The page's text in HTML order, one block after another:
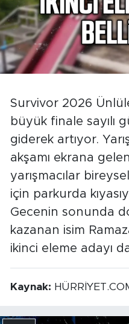
Survivor 2026
büyük finale sayılı
giderek artıyor.
akşamı ekrana
yarışmacılar
için parkurda
Gecenin sonunda
kazanan isim
ikinci eleme adayı
Kaynak: